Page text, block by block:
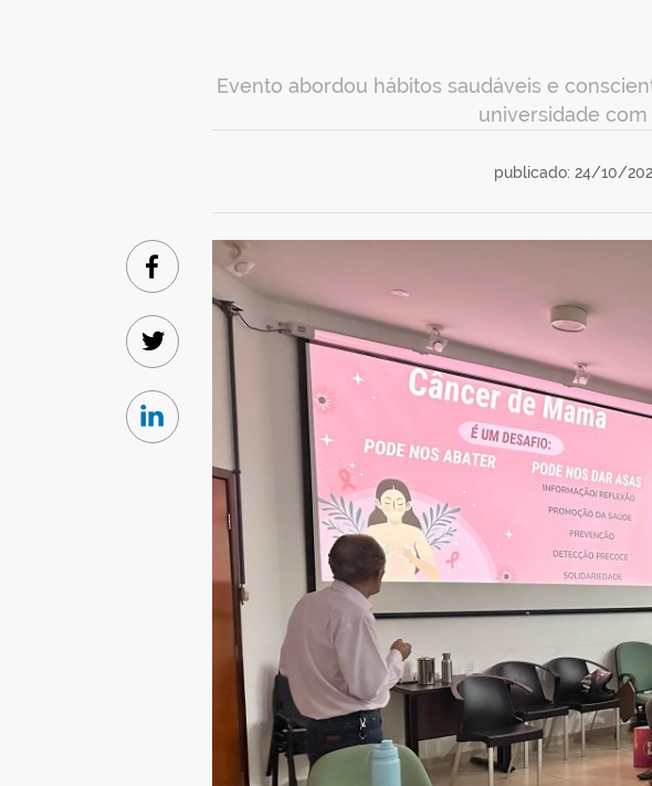
Evento abordou hábitos saudáveis e
universidade
publicado: 24/10/
Facebook
Twitter
Linkedin